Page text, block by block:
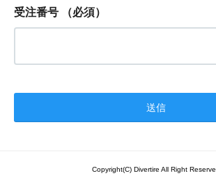
受注番号 （必須）
Copyright(C) Divertire All Right